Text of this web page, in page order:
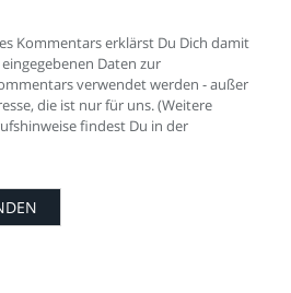
Kommentars erklärst Du Dich damit
Daten zur
verwendet werden - außer
die ist nur für uns. (Weitere
findest Du in der